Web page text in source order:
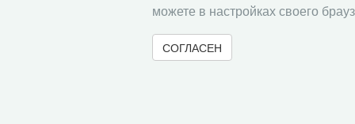
можете в настройках своего
СОГЛАСЕН